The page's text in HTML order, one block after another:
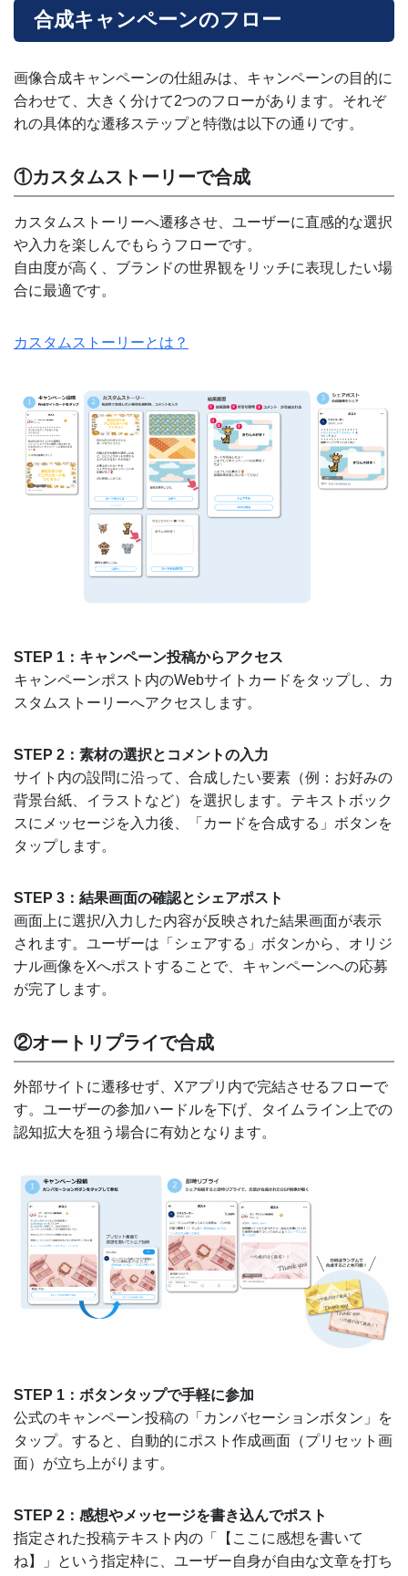
合成キャンペーンのフロー
画像合成キャンペーンの仕組みは、キャンペーンの目的に
合わせて、大きく分けて2つのフローがあります。それぞ
れの具体的な遷移ステップと特徴は以下の通りです。
①カスタムストーリーで合成
カスタムストーリーへ遷移させ、ユーザーに直感的な選択
や入力を楽しんでもらうフローです。
自由度が高く、ブランドの世界観をリッチに表現したい場
合に最適です。
カスタムストーリーとは？
STEP 1：キャンペーン投稿からアクセス
キャンペーンポスト内のWebサイトカードをタップし、カ
スタムストーリーへアクセスします。
STEP 2：素材の選択とコメントの入力
サイト内の設問に沿って、合成したい要素（例：お好みの
背景台紙、イラストなど）を選択します。テキストボック
スにメッセージを入力後、「カードを合成する」ボタンを
タップします。
STEP 3：結果画面の確認とシェアポスト
画面上に選択/入力した内容が反映された結果画面が表示
されます。ユーザーは「シェアする」ボタンから、オリジ
ナル画像をXへポストすることで、キャンペーンへの応募
が完了します。
②オートリプライで合成
外部サイトに遷移せず、Xアプリ内で完結させるフローで
す。ユーザーの参加ハードルを下げ、タイムライン上での
認知拡大を狙う場合に有効となります。
STEP 1：ボタンタップで手軽に参加
公式のキャンペーン投稿の「カンバセーションボタン」を
タップ。すると、自動的にポスト作成画面（プリセット画
面）が立ち上がります。
STEP 2：感想やメッセージを書き込んでポスト
指定された投稿テキスト内の「【ここに感想を書いて
ね】」という指定枠に、ユーザー自身が自由な文章を打ち